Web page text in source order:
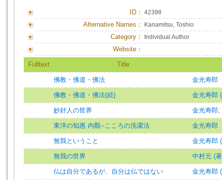
ID ： 42398
Alternative Names： Kanamitsu, Toshio
Category： Individual Author
Website：
Fulltext Title
佛教・佛道・佛法 金光寿郎
佛教・佛道・佛法(続) 金光寿郎
妙好人の世界 金光寿郎;
東洋の知惠 內觀--こころの洗濯法 金光寿郎
無我ということ 金光寿郎
無我の世界 中村元 (
仏は自分であるが、自分は仏ではない 金光寿郎